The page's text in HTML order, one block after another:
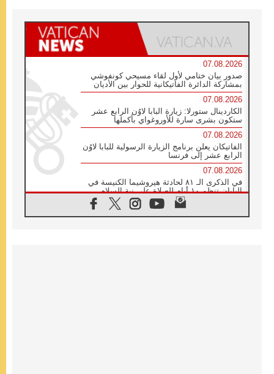
07.08.2026
صدور بيان ختامي لأول لقاء مسيحي كونفوشي
بمشاركة الدائرة الفاتيكانية للحوار بين الأديان
07.08.2026
الكاردينال ستورلا: زيارة البابا لاوُن الرابع عشر
ستكون بشرى سارة للأوروغواي بأكملها
07.08.2026
الفاتيكان يعلن برنامج الزيارة الرسولية للبابا لاوُن
الرابع عشر إلى فرنسا
07.08.2026
في الذكرى الـ ٨١ لحادثة هيروشيما الكنيسة في
اليابان تنظم ١٠ أيام للصلاة على نية السلام
الكنيسة في الأوروغواي: زيارة البابا ستعزز